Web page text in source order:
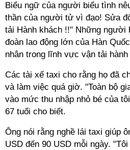
Biểu ngữ của người biểu tình
thần của người tử vì đạo! Sửa
tải Hành khách !!" Những người
đoàn lao động lớn của Hàn
nhân trong lĩnh vực vận tải hành
Các tài xế taxi cho rằng họ đã
và làm việc quá giờ. "Toàn bộ
vào mức thu nhập nhỏ bé của
67 tuổi cho biết.
Ông nói rằng nghề lái taxi giúp
USD đến 90 USD mỗi ngày.